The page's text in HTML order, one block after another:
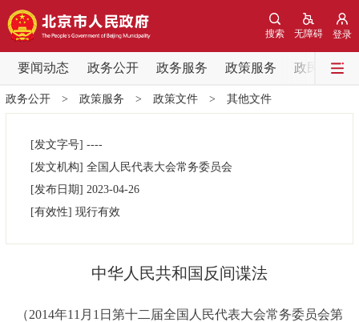
登录
无障碍
搜索
要闻动态 政务公开 政务服务 政策服务 政民互动
要闻动态
党中央精神 国务院信息 中央部委动态
北京要闻
政务公开
机构职能
政务公开> 政策服务 > 政策文件> 其他文件
[发文字号] ----
[发文机构] 全国人民代表大会常务委员会
[发布日期] 2023-04-26
[有效性] 现行有效
中华人民共和国反间谍法
（2014年11月1日第十二届全国人民代表大会常务委员会第